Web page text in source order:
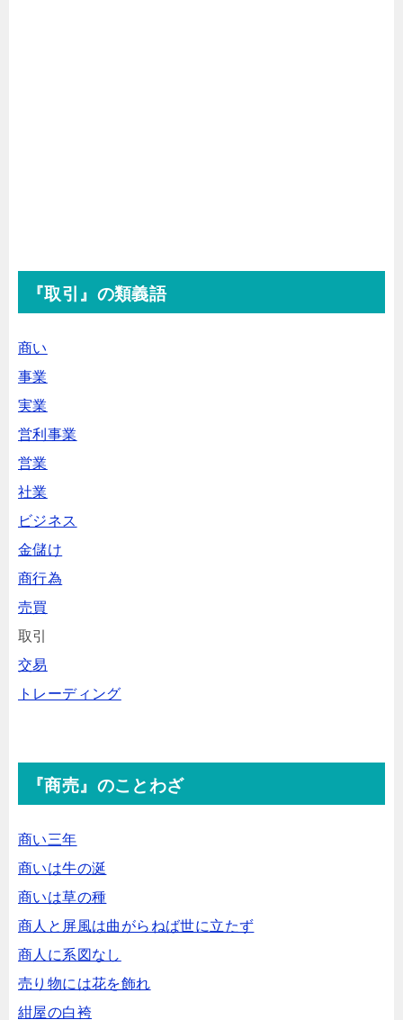
『取引』の類義語
商い
事業
実業
営利事業
営業
社業
ビジネス
金儲け
商行為
売買
取引
交易
トレーディング
『商売』のことわざ
商い三年
商いは牛の涎
商いは草の種
商人と屏風は曲がらねば世に立たず
商人に系図なし
売り物には花を飾れ
紺屋の白袴